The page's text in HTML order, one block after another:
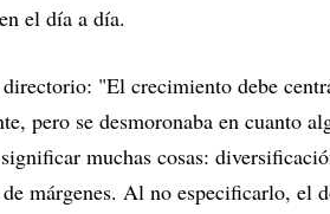
el día a día.
"El crecimiento debe
pero se desmoronaba en cuanto
muchas cosas:
márgenes. Al no especificarlo, el